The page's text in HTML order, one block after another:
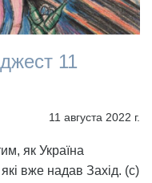
11
11 августа 2022 г.
як Україна
вже надав Захід. (с)